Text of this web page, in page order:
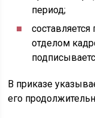
период;
отделом
В приказе
его